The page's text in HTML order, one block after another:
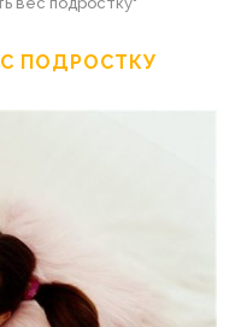
ПОДРОСТКУ